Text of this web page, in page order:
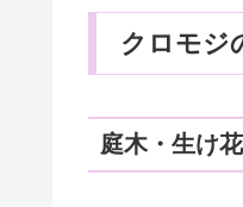
クロモジ
庭木・生け